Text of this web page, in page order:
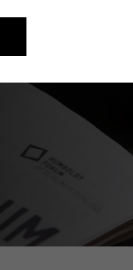
wie die Navigation und
über ihr Verhalten anonym